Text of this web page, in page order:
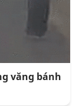
văng bánh